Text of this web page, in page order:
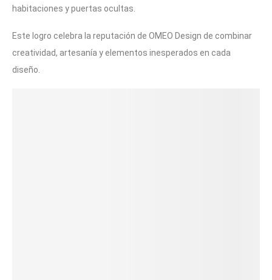
habitaciones y puertas ocultas.
Este logro celebra la reputación de OMEO Design de combinar
creatividad, artesanía y elementos inesperados en cada
diseño.